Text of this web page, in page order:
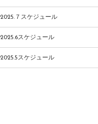
2025.７スケジュール
2025.6スケジュール
2025.5スケジュール